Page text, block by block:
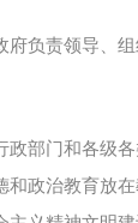
负责领导、组
部门和各级
和政治教育放